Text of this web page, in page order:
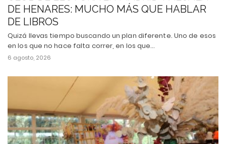
DE HENARES: MUCHO MÁS QUE HABLAR
DE LIBROS
Quizá llevas tiempo buscando un plan diferente. Uno de esos
en los que no hace falta correr, en los que…
6 agosto, 2026